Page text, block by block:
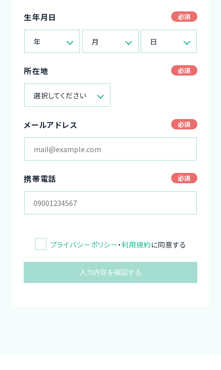
生年月日
年 月 日
所在地
選択してください
メールアドレス
携帯電話
プライバシーポリシー・利用規約に同意する
入力内容を確認する